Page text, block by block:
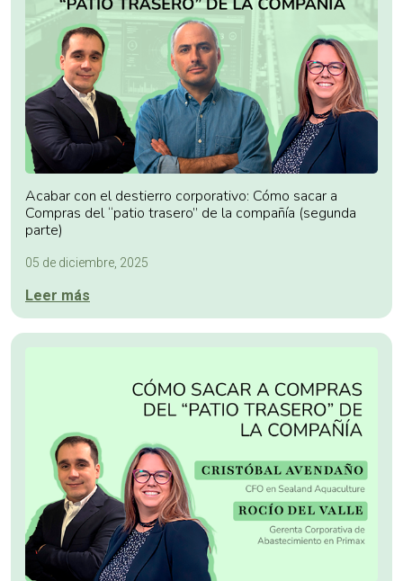
Acabar con el destierro corporativo: Cómo sacar a
Compras del “patio trasero” de la compañía (segunda
parte)
05 de diciembre, 2025
Leer más